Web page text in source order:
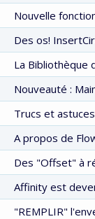
Nouvelle
Des os!
La Bibliothèque
Nouveauté :
Trucs et astuces
A propos de
Des "Offset" à
Affinity est
"REMPLIR"